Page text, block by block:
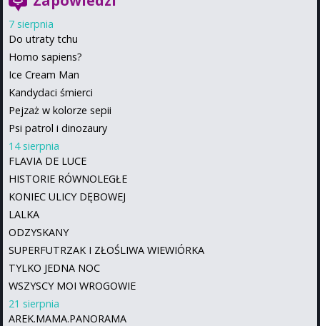
7 sierpnia
Do utraty tchu
Homo sapiens?
Ice Cream Man
Kandydaci śmierci
Pejzaż w kolorze sepii
Psi patrol i dinozaury
14 sierpnia
FLAVIA DE LUCE
HISTORIE RÓWNOLEGŁE
KONIEC ULICY DĘBOWEJ
LALKA
ODZYSKANY
SUPERFUTRZAK I ZŁOŚLIWA WIEWIÓRKA
TYLKO JEDNA NOC
WSZYSCY MOI WROGOWIE
21 sierpnia
AREK.MAMA.PANORAMA